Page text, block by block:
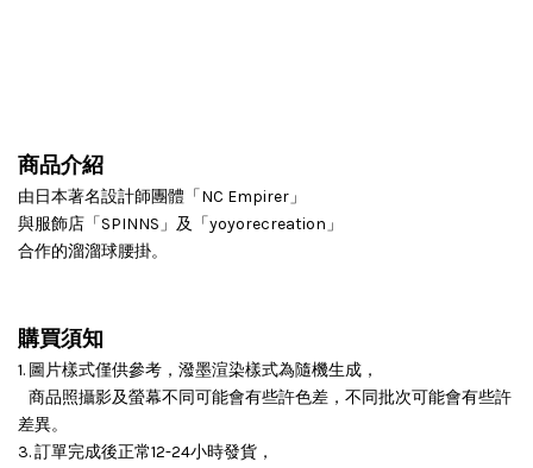
商品介紹
由日本著名設計師團體「NC Empirer」
與服飾店「SPINNS」及「yoyorecreation」
合作的溜溜球腰掛。
購買須知
1. 圖片樣式僅供參考，潑墨渲染樣式為隨機生成，
商品照攝影及螢幕不同可能會有些許色差，不同批次可能會有些許
差異。
3. 訂單完成後正常12-24小時發貨，